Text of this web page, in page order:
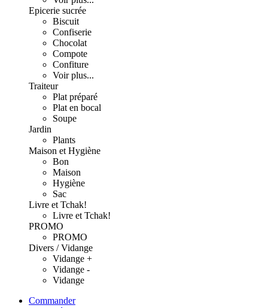
Epicerie sucrée
Biscuit
Confiserie
Chocolat
Compote
Confiture
Voir plus...
Traiteur
Plat préparé
Plat en bocal
Soupe
Jardin
Plants
Maison et Hygiène
Bon
Maison
Hygiène
Sac
Livre et Tchak!
Livre et Tchak!
PROMO
PROMO
Divers / Vidange
Vidange +
Vidange -
Vidange
Commander